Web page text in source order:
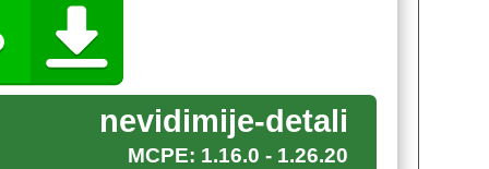
Он изменит внешнее обрамление
песочницы. И, безусловно, сделает их
nevidimije-detali
MCPE: 1.16.0 - 1.26.20